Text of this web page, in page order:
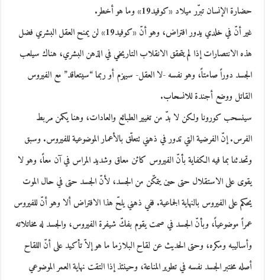
حضارة الإنسان تبرّر ميلاد «كوفيد19» وما هو أخطر.
غير أنّ في خلدي يدور افتراض، وهو أنّ «كوفيد19» لن يمنح العقل البشري فضل
هذه الانتصارات إذا لم يتحقق الانقلاب التاريخي في الذهن البشري، هناك سيلعب
الجسد دوراً صامتاً، وهو نفسه -لا العقل- سيهزم أو ربما “سيتعاقد” مع الفيروس
القاتل ووضع أجندة للانسحاب.
سينسحب كورونا ولكن لا بدّ من تغيير الطبائع والعادات، وهنا يكمن مربط
الفرس. إنّ الفرضية التي تدور في ذهني تتعلّق بالأعمار الموضوعية للفيروس. وسبق
وتحدثنا بما فيه الكفاية بأنّ الفيروس كائن معاق وشديد المراس في آن معاً، وهو لا
يقوى على الاستقلال حتى حين يتمكّن من الجسد، لأنّ الجسد حتى في حال الموت
يحكم على الفيروس بالنهاية الجماعية. ففي ذهني يلحّ هذا الافتراض ألا وهو أنّ للفيروس
عمراً موضوعياً، وبأنّ الجسد في صمت يقوم بفكّ شيفرة الفيروس، والجسد له مخاتلاته
وأساليبه ومكره، وحتى الحديث عن لقاح البلازما ما هو إلاّ تأكيد على أنّ اللقاح
أصله مختبر الجسد نفسه في تطوير المناعة، وحينئذ إذا التقت نهاية العمر الموضوعي